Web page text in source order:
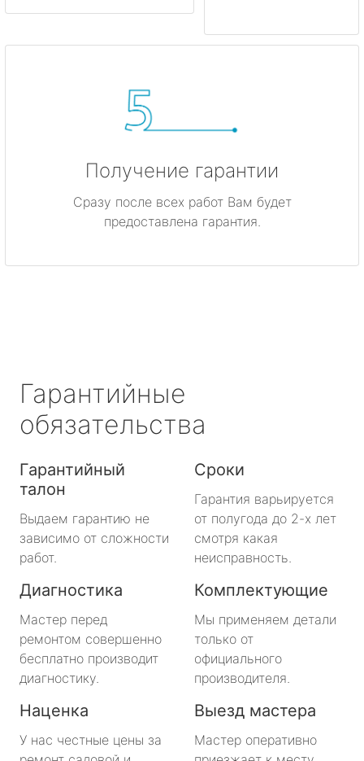
Получение гарантии
Сразу после всех работ Вам будет
предоставлена гарантия.
Гарантийные
обязательства
Гарантийный
талон
Выдаем гарантию не
зависимо от сложности
работ.
Сроки
Гарантия варьируется
от полугода до 2-х лет
смотря какая
неисправность.
Диагностика
Мастер перед
ремонтом совершенно
бесплатно производит
диагностику.
Комплектующие
Мы применяем детали
только от
официального
производителя.
Наценка
У нас честные цены за
Выезд мастера
Мастер оперативно